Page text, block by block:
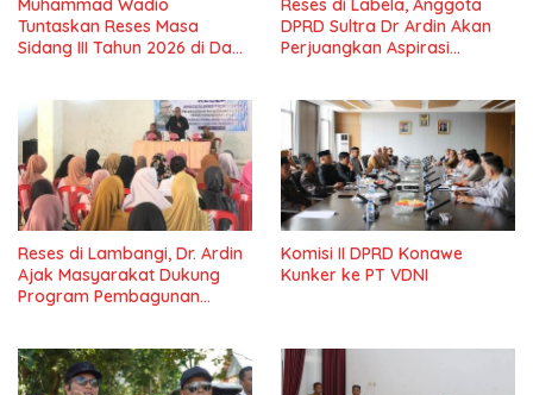
Tuntaskan Reses Masa
Sidang III Tahun 2026 di Dapil
DPRD Sultra Dr Ardin Akan
Perjuangkan Aspirasi
Reses di Lambangi, Dr. Ardin
Ajak Masyarakat Dukung
Program Pembagunan
Komisi II DPRD Konawe
Kunker ke PT VDNI